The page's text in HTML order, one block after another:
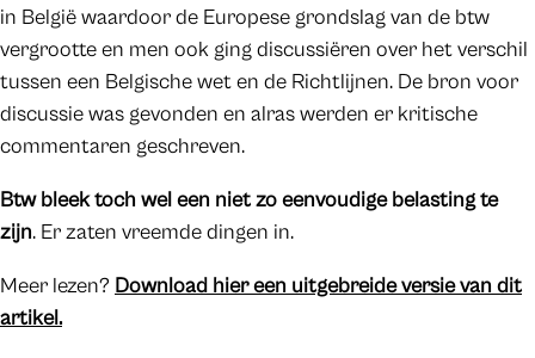
in België waardoor de Europese grondslag van de btw
vergrootte en men ook ging discussiëren over het verschil
tussen een Belgische wet en de Richtlijnen. De bron voor
discussie was gevonden en alras werden er kritische
commentaren geschreven.
Btw bleek toch wel een niet zo eenvoudige belasting te
zijn. Er zaten vreemde dingen in.
Meer lezen? Download hier een uitgebreide versie van dit
artikel.